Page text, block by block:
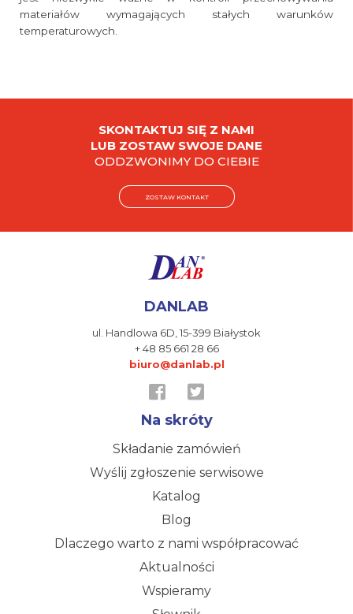
materiałów wymagających stałych warunków
temperaturowych.
SKONTAKTUJ SIĘ Z NAMI
LUB ZOSTAW SWOJE DANE
ODDZWONIMY DO CIEBIE
ZOSTAW KONTAKT
DANLAB
ul. Handlowa 6D,15-399 Białystok
+ 48 85 661 28 66
biuro@danlab.pl
Na skróty
Składanie zamówień
Wyślij zgłoszenie serwisowe
Katalog
Blog
Dlaczego warto z nami współpracować
Aktualności
Wspieramy